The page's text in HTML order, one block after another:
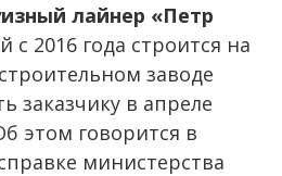
лайнер «Петр
с 2016 года строится на
заводе
заказчику в апреле
этом говорится в
министерства